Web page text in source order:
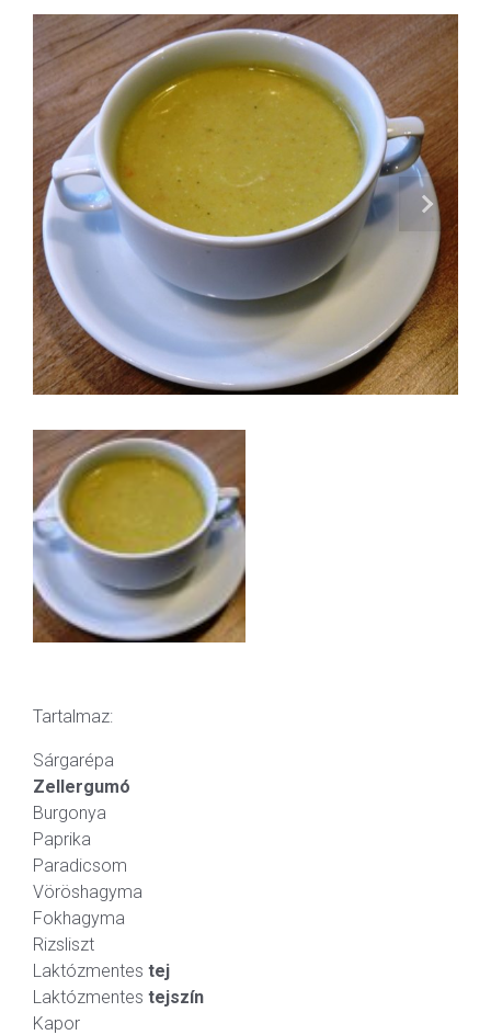
Next
Tartalmaz:
Sárgarépa
Zellergumó
Burgonya
Paprika
Paradicsom
Vöröshagyma
Fokhagyma
Rizsliszt
Laktózmentes tej
Laktózmentes tejszín
Kapor